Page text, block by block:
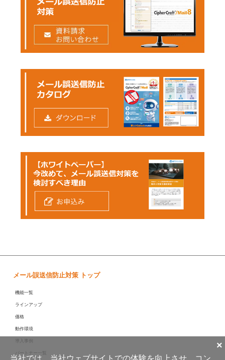
現時点では最良の選択でも、やはりセキュリティ製
品というのは継続的にバージョンアップが必要です
よね。導入して“はい、これでおしまい”というわけに
はいかない。その点、運用サポート体制がきちんと
整っているNTTソフトウェアさんなら信頼してお任
社だと思っています。今後は社内でやり取りするメ
ールも暗号化していく方向なので、また相談にのっ
てもらえたら嬉しいですね」
メール誤送信防止対策 トップ
機能一覧
ラインアップ
価格
動作環境
導入事例
パートナー一覧
×
当社では、当社ウェブサイトでの体験を向上させ、コン